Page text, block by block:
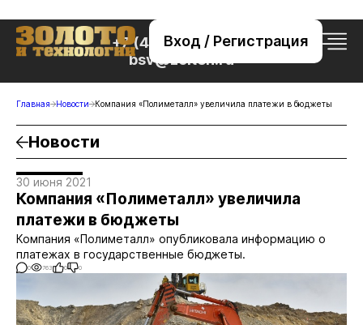
Вход / Регистрация
+7 (495) 221-76-32
bsv@zolteh.ru
Главная Новости Компания «Полиметалл» увеличила платежи в бюджеты
Новости
30 июня 2021
Компания «Полиметалл» увеличила
платежи в бюджеты
Компания «Полиметалл» опубликовала информацию о
платежах в государственные бюджеты.
0 763 0 0